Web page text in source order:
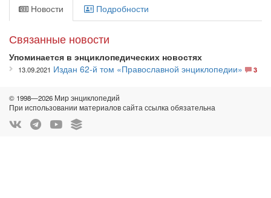
Новости Подробности
Связанные новости
Упоминается в энциклопедических новостях
13.09.2021 Издан 62-й том «Православной энциклопедии» 3
© 1998—2026 Мир энциклопедий
При использовании материалов сайта ссылка обязательна